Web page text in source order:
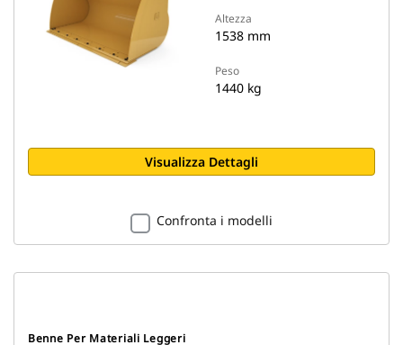
Altezza
1538 mm
Peso
1440 kg
Visualizza Dettagli
Confronta i modelli
Benne Per Materiali Leggeri